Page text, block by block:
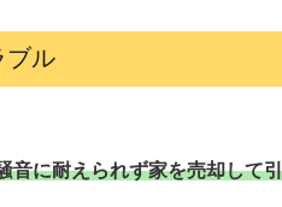
ブル
音に耐えられず家を売却して